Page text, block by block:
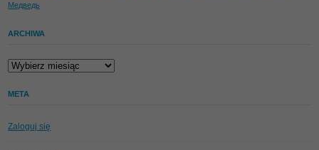
Медведь
ARCHIWA
Archiwa
META
Zaloguj się